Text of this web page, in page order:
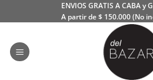
al
ENVIOS GRATIS A CABA y
A partir de $ 150.000 (No